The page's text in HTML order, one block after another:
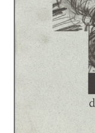
Termes i condicions